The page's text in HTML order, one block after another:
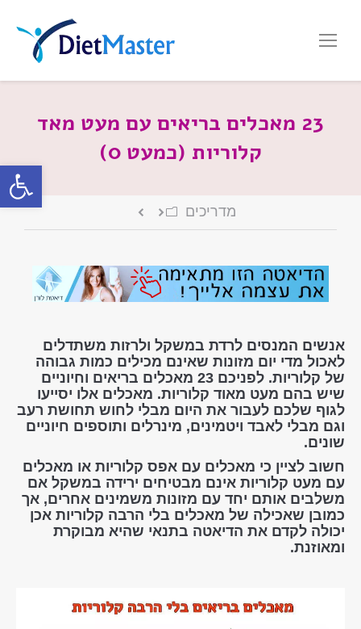
פתח
23 מאכלים בריאים עם מעט מאד
קלוריות (כמעט 0)
מדריכים
אנשים המנסים לרדת במשקל ולרזות משתדלים
לאכול מדי יום מזונות שאינם מכילים כמות גבוהה
של קלוריות. לפניכם 23 מאכלים בריאים וחיוניים
שיש בהם מעט מאוד קלוריות. מאכלים אלו יסייעו
לגוף שלכם לעבור את היום מבלי לחוש תחושת רעב
וגם מבלי לאבד ויטמינים, מינרלים ותוספים חיוניים
שונים.
חשוב לציין כי מאכלים עם אפס קלוריות או מאכלים
עם מעט קלוריות אינם מבטיחים ירידה במשקל אם
משלבים אותם יחד עם מזונות משמינים אחרים, אך
כמובן שאכילה של מאכלים בלי הרבה קלוריות אכן
יכולה לקדם את הדיאטה בתנאי שהיא מבוקרת
ומאוזנת.